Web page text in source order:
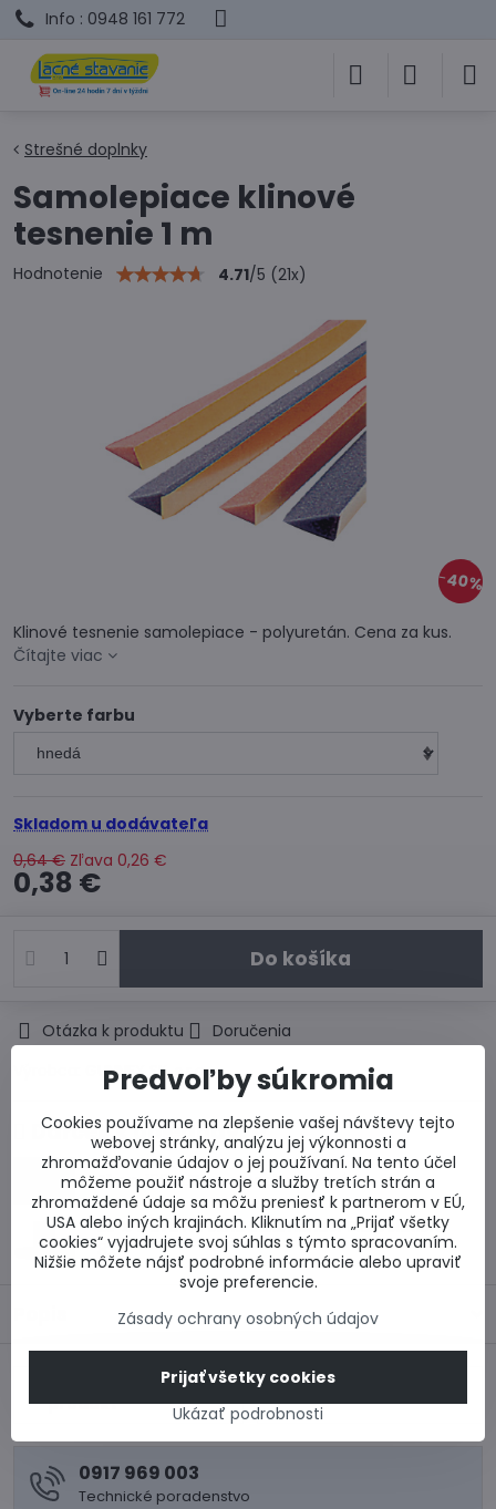
Info : 0948 161 772
40%
Strešné doplnky
Samolepiace klinové
tesnenie 1 m
Hodnotenie 4.71/5 (21x)
Klinové tesnenie samolepiace - polyuretán. Cena za kus.
Čítajte viac
Vyberte farbu
Skladom u dodávateľa
0,64 € Zľava 0,26 €
0,38 €
Do košíka
Otázka k produktu
Doručenia
GUNNEX SK, s.r.o.
Darček k objednávke
Zľava 100 EUR na zateplenie fasády
25 % zľava na okná Salamander BluEvolution
82
Predchádzajúci
produkt
0917 969 003
Technické poradenstvo
Predvoľby súkromia
Cookies používame na zlepšenie vašej návštevy tejto
webovej stránky, analýzu jej výkonnosti a
zhromažďovanie údajov o jej používaní. Na tento účel
môžeme použiť nástroje a služby tretích strán a
zhromaždené údaje sa môžu preniesť k partnerom v EÚ,
USA alebo iných krajinách. Kliknutím na „Prijať všetky
cookies“ vyjadrujete svoj súhlas s týmto spracovaním.
Nižšie môžete nájsť podrobné informácie alebo upraviť
svoje preferencie.
Zásady ochrany osobných údajov
Ukázať podrobnosti
Prijať všetky cookies